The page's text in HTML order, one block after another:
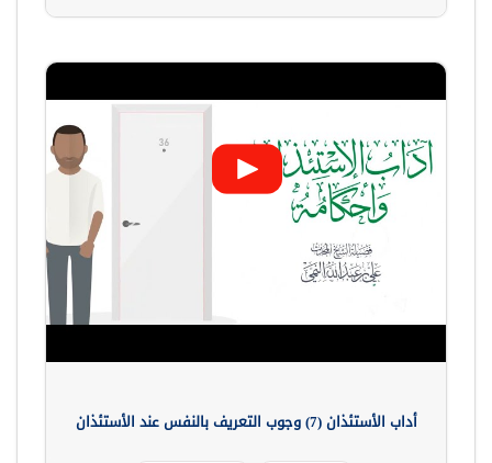
أداب الأستئذان (7) وجوب التعريف بالنفس عند الأستئذان